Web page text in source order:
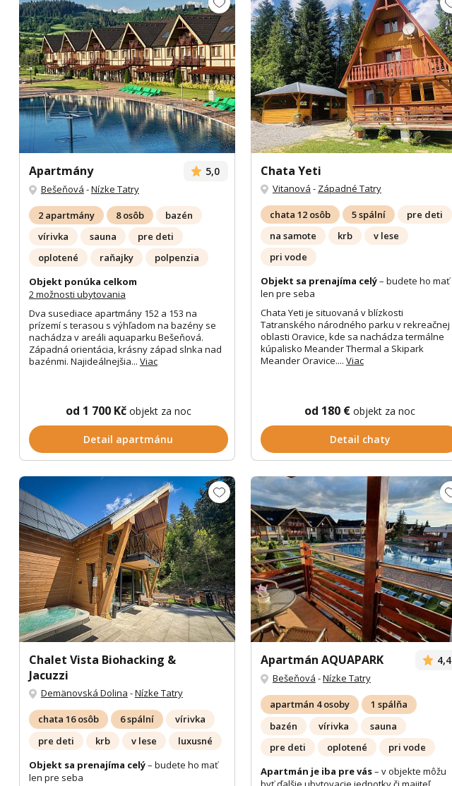
Apartmány 5,0
Bešeňová -Nízke Tatry
2 apartmány 8 osôb
bazén
vírivka
sauna
pre deti
oplotené
raňajky
polpenzia
Objekt ponúka celkom
2 možnosti ubytovania
Dva susediace apartmány 152 a 153 na
prízemí s terasou s výhľadom na bazény se
nachádza v areáli aquaparku Bešeňová.
Západná orientácia, krásny západ slnka nad
bazénmi. Najideálnejšia... Viac
od 1 700 Kč objekt za noc
Detail apartmánu
Chata Yeti
Vitanová - Západné Tatry
chata 12 osôb 5 spální
pre deti
na samote
krb
v lese
pri vode
Objekt sa prenajíma celý– budete ho mať
len pre seba
Chata Yeti je situovaná v blízkosti
Tatranského národného parku v rekreačnej
oblasti Oravice, kde sa nachádza termálne
kúpalisko Meander Thermal a Skipark
Meander Oravice.... Viac
od 180 €objekt za noc
Detail chaty
Chalet Vista Biohacking &
Jacuzzi
Demänovská Dolina -Nízke Tatry
chata 16 osôb 6 spální
vírivka
pre deti
krb v lese
luxusné
Objekt sa prenajíma celý– budete ho mať
len pre seba
Apartmán AQUAPARK 4,4
Bešeňová -Nízke Tatry
apartmán 4 osoby
1 spálňa
bazén
vírivka
sauna
pre deti
oplotené
pri vode
Apartmán je iba pre vás– v objekte môžu